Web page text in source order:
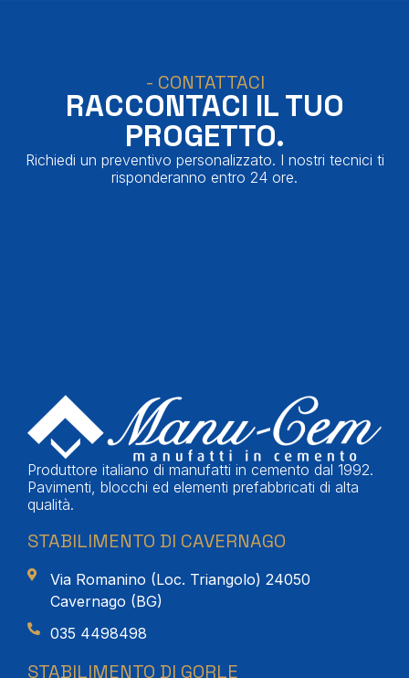
- CONTATTACI
RACCONTACI IL TUO
PROGETTO.
Richiedi un preventivo personalizzato. I nostri tecnici ti
risponderanno entro 24 ore.
Produttore italiano di manufatti in cemento dal 1992.
Pavimenti, blocchi ed elementi prefabbricati di alta
qualità.
STABILIMENTO DI CAVERNAGO
Via Romanino (Loc. Triangolo) 24050
Cavernago (BG)
035 4498498
STABILIMENTO DI GORLE